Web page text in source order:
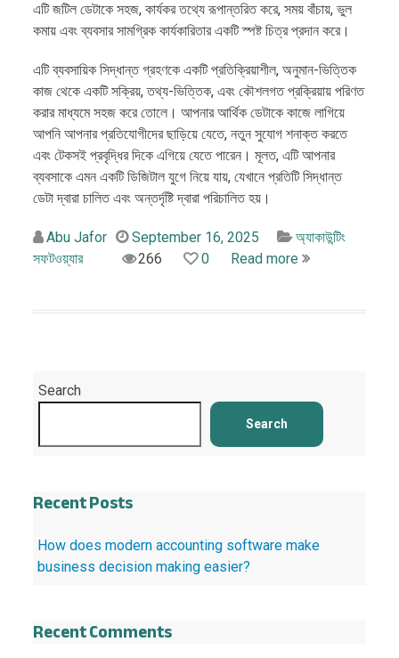
এটি জটিল ডেটাকে সহজ, কার্যকর তথ্যে রূপান্তরিত করে, সময় বাঁচায়, ভুল
কমায় এবং ব্যবসার সামগ্রিক কার্যকারিতার একটি স্পষ্ট চিত্র প্রদান করে।
এটি ব্যবসায়িক সিদ্ধান্ত গ্রহণকে একটি প্রতিক্রিয়াশীল, অনুমান-ভিত্তিক
কাজ থেকে একটি সক্রিয়, তথ্য-ভিত্তিক, এবং কৌশলগত প্রক্রিয়ায় পরিণত
করার মাধ্যমে সহজ করে তোলে। আপনার আর্থিক ডেটাকে কাজে লাগিয়ে
আপনি আপনার প্রতিযোগীদের ছাড়িয়ে যেতে, নতুন সুযোগ শনাক্ত করতে
এবং টেকসই প্রবৃদ্ধির দিকে এগিয়ে যেতে পারেন। মূলত, এটি আপনার
ব্যবসাকে এমন একটি ডিজিটাল যুগে নিয়ে যায়, যেখানে প্রতিটি সিদ্ধান্ত
ডেটা দ্বারা চালিত এবং অন্তর্দৃষ্টি দ্বারা পরিচালিত হয়।
Abu Jafor September 16, 2025
অ্যাকাউন্টিং
সফটওয়্যার
266 0 Read more
Search
Search
Recent Posts
How does modern accounting software make
business decision making easier?
Recent Comments